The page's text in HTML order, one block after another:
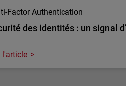
Factor Authentication
des identités : un signal
l'article